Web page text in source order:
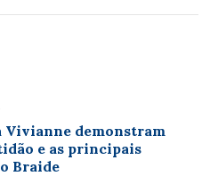
Vivianne demonstram
e as principais
Braide